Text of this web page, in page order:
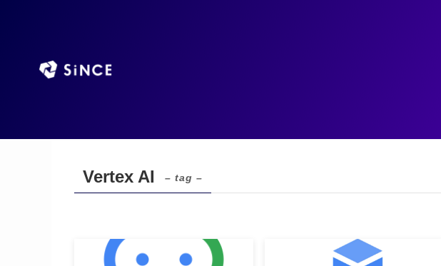
Vertex AI – tag –